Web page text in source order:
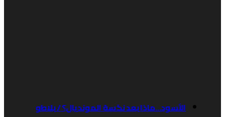
الأسود…ماذا بعد نكسة المونديال؟ / بلاطو